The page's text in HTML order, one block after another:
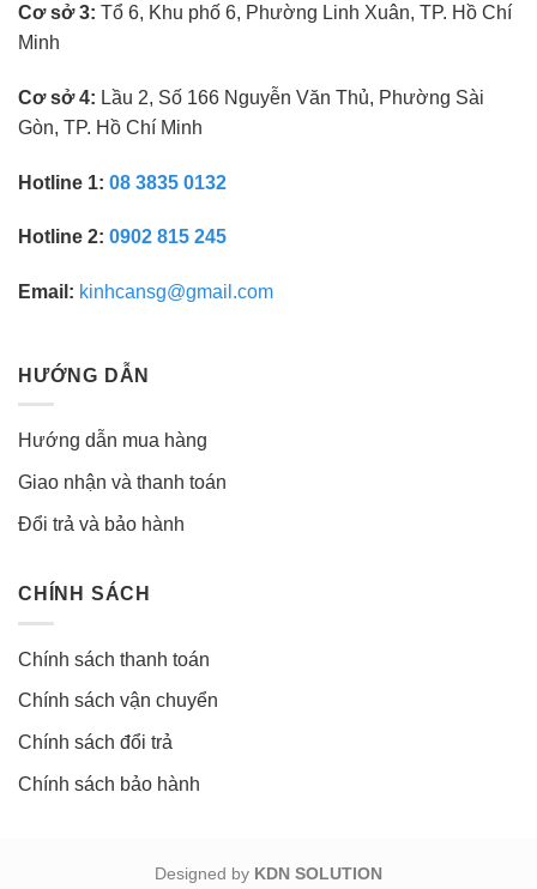
Cơ sở 3: Tổ 6, Khu phố 6, Phường Linh Xuân, TP. Hồ Chí
Minh
Cơ sở 4: Lầu 2, Số 166 Nguyễn Văn Thủ, Phường Sài
Gòn, TP. Hồ Chí Minh
Hotline 1: 08 3835 0132
Hotline 2: 0902 815 245
Email: kinhcansg@gmail.com
HƯỚNG DẪN
Hướng dẫn mua hàng
Giao nhận và thanh toán
Đổi trả và bảo hành
CHÍNH SÁCH
Chính sách thanh toán
Chính sách vận chuyển
Chính sách đổi trả
Chính sách bảo hành
Designed by KDN SOLUTION